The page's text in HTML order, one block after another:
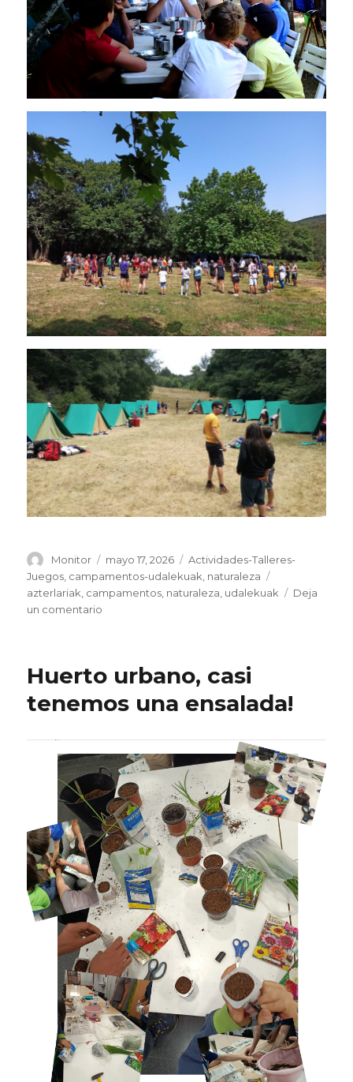
Autor
Monitor
Publicado
el
mayo 17, 2026 Categorías
Actividades-Talleres-
Juegos campamentos-udalekuak naturaleza
azterlariak campamentos naturaleza udalekuak
Deja
un comentario
Huerto urbano, casi
tenemos una ensalada!